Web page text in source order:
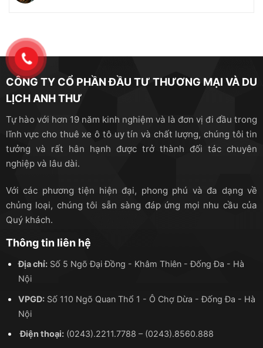
CÔNG TY CỔ PHẦN ĐẦU TƯ THƯƠNG MẠI VÀ DU
LỊCH ANH THƯ
Tự hào với hơn 19 năm kinh nghiệm và là đơn vị đi đầu trong
lĩnh vực cho thuê xe ô tô uy tín và chất lượng, chúng tôi tin
tưởng và rất hân hạnh được trở thành đối tác chuyên
nghiệp và lâu dài.
Với các phương tiện hiện đại, phong phú và đa dạng về
chủng loại, chúng tôi sẵn sàng đáp ứng mọi nhu cầu của
Quý khách.
Thông tin liên hệ
Địa chỉ:Số 5 Ngõ Đại Đồng - Khâm Thiên - Đống Đa - Hà
Nội
VPGD:Số 110 Ngõ Quan Thổ 1 - Ô Chợ Dừa - Đống Đa - Hà
Nội
Điện thoại: (0243).2211.7788 – (0243).8560.888